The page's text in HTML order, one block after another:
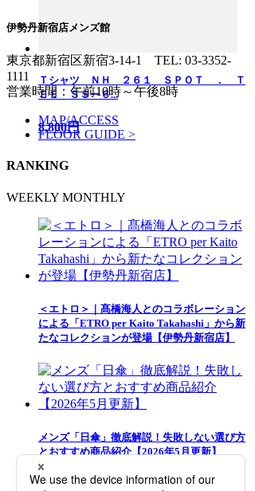
Ｔシャツ ＮＨ ２６１ ＳＰＯＴ ． Ｔ
ＥＥ ＳＳー６...
8,800円
伊勢丹新宿店メンズ館
東京都新宿区新宿3-14-1 TEL: 03-3352-
1111
営業時間：午前10時～午後8時
MAP/ACCESS
FLOOR GUIDE >
RANKING
WEEKLY MONTHLY
＜エトロ＞｜髙橋海人とのコラボレーション
による「ETRO per Kaito Takahashi」から新
たなコレクションが登場【伊勢丹新宿店】
メンズ「日傘」徹底解説！失敗しない選び方
とおすすめ商品紹介【2026年5月更新】